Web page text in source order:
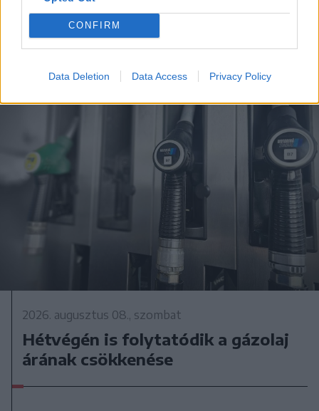
CONFIRM
Data Deletion Data Access Privacy Policy
metróba, felszállt az egyik kocsira,
majd kilőtték – videóval
2026. augusztus 08., szombat
Hétvégén is folytatódik a gázolaj
árának csökkenése